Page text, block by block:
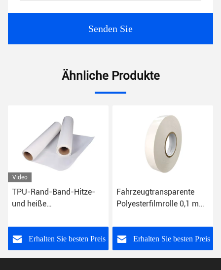
Senden Sie
Ähnliche Produkte
Fahrzeugtransparente
Polyesterfilmrolle 0,1 mm
Erhalten Sie besten Preis
Nahtabdichtungsband
EVA Soft 20 mm Hotmelt-
Laminat
Erhalten Sie besten Preis